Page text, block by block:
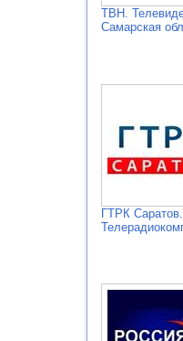
ТВН.
Самарская
ГТРК Саратов.